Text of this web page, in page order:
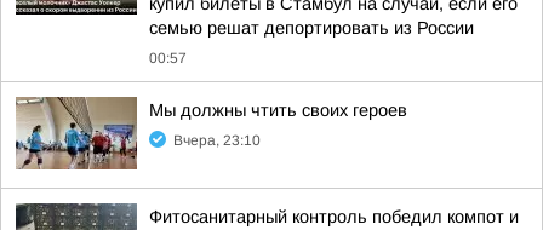
семью решат депортировать из России
00:57
Мы должны чтить своих героев
Вчера, 23:10
Фитосанитарный контроль победил компот и